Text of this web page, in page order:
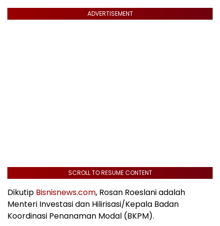
ADVERTISEMENT
SCROLL TO RESUME CONTENT
Dikutip Bisnisnews.com, Rosan Roeslani adalah
Menteri Investasi dan Hilirisasi/Kepala Badan
Koordinasi Penanaman Modal (BKPM).